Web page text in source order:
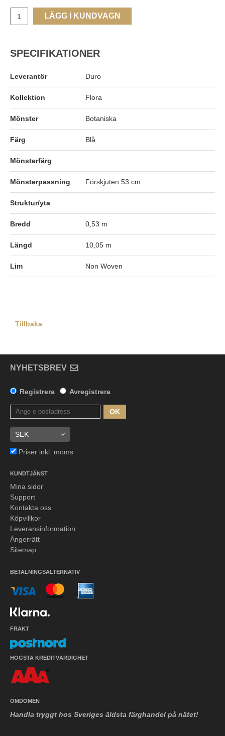
LÄGG I KUNDVAGN
SPECIFIKATIONER
Leverantör Duro
Kollektion Flora
Mönster Botaniska
Färg Blå
Mönsterfärg
Mönsterpassning Förskjuten 53 cm
Struktur/yta
Bredd 0,53 m
Längd 10,05 m
Lim Non Woven
Tillbaka
NYHETSBREV
Registrera Avregistrera
OK
Priser inkl. moms
KUNDTJÄNST
Mina sidor
Support
Kontakta oss
Köpvillkor
Leveransinformation
Ångerrätt
Sitemap
BETALNINGSALTERNATIV
FRAKT
HÖGSTA KREDITVÄRDIGHET
OMDÖMEN
Handla tryggt hos Sveriges äldsta färghandel på nätet!